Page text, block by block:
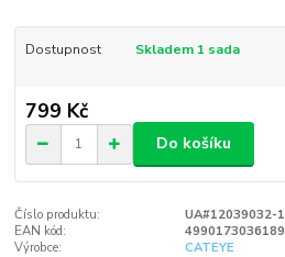
Dostupnost Skladem 1 sada
799 Kč
Do košíku
Číslo produktu:
UA#12039032-1
EAN kód:
4990173036189
Výrobce:
CATEYE